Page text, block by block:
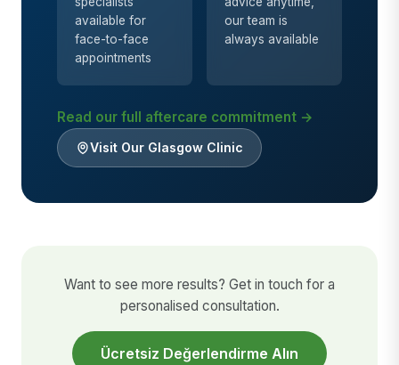
available for
face-to-face
appointments
our team is
always available
Read our full aftercare commitment →
Visit Our Glasgow Clinic
Want to see more results? Get in touch for a
personalised consultation.
Ücretsiz Değerlendirme Alın